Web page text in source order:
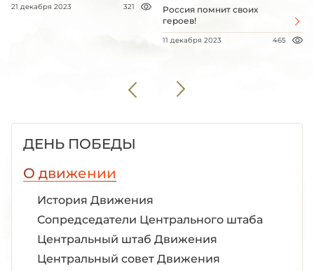
21 декабря 2023 321
Россия помнит своих
героев!
11 декабря 2023 465
ДЕНЬ ПОБЕДЫ
О движении
История Движения
Сопредседатели Центрального штаба
Центральный штаб Движения
Центральный совет Движения